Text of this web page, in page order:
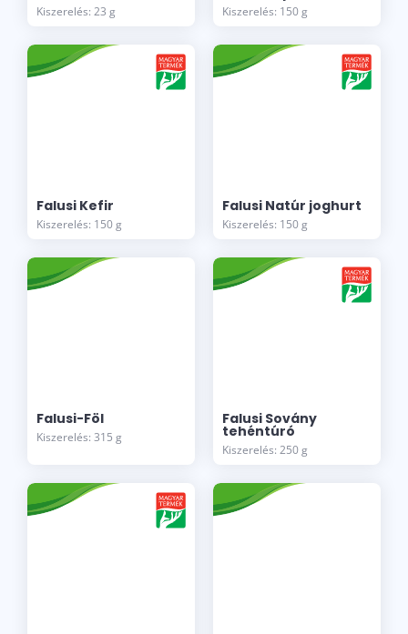
Kiszerelés: 23 g Kiszerelés: 150 g
Falusi Kefir
Kiszerelés: 150 g
Falusi Natúr joghurt
Kiszerelés: 150 g
Falusi-Föl
Kiszerelés: 315 g
Falusi Sovány
tehéntúró
Kiszerelés: 250 g